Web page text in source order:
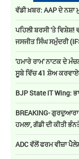
ਵੱਡੀ ਖ਼ਬਰ: AAP ਦੇ
ਪਹਿਲੀ ਬਰਸੀ 'ਤੇ ਵਿਸ਼ੇਸ਼!
ਜਸਜੀਤ ਸਿੰਘ ਸਮੁੰਦਰੀ
'ਹਮਾਰੇ ਰਾਮ' ਨਾਟਕ ਦੇ
ਸੂਬੇ ਵਿੱਚ 41 ਸ਼ੋਅ
BJP State IT Wing:
BREAKING-
ਹਮਲਾ, ਗੱਡੀ ਦੀ ਕੀਤੀ
ADC ਵੱਲੋਂ ਫਰਮ ਵੀਜ਼ਾ